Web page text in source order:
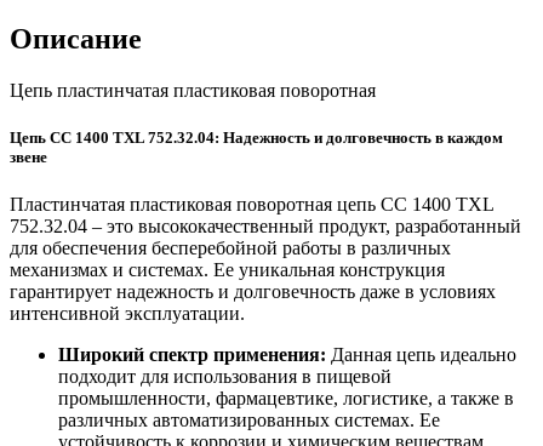
Описание
Цепь пластинчатая пластиковая поворотная
Цепь CC 1400 TXL 752.32.04: Надежность и долговечность в каждом
звене
Пластинчатая пластиковая поворотная цепь CC 1400 TXL
752.32.04 – это высококачественный продукт, разработанный
для обеспечения бесперебойной работы в различных
механизмах и системах. Ее уникальная конструкция
гарантирует надежность и долговечность даже в условиях
интенсивной эксплуатации.
Широкий спектр применения: Данная цепь идеально
подходит для использования в пищевой
промышленности, фармацевтике, логистике, а также в
различных автоматизированных системах. Ее